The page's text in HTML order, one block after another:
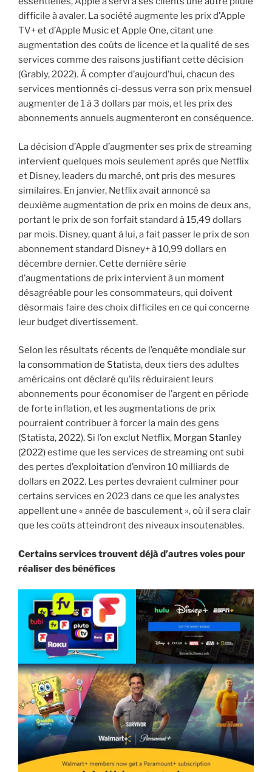
difficile à avaler. La société augmente les prix d’Apple
TV+ et d’Apple Music et Apple One, citant une
augmentation des coûts de licence et la qualité de ses
services comme des raisons justifiant cette décision
(Grably, 2022). À compter d’aujourd’hui, chacun des
services mentionnés ci-dessus verra son prix mensuel
augmenter de 1 à 3 dollars par mois, et les prix des
abonnements annuels augmenteront en conséquence.
La décision d’Apple d’augmenter ses prix de streaming
intervient quelques mois seulement après que Netflix
et Disney, leaders du marché, ont pris des mesures
similaires. En janvier, Netflix avait annoncé sa
deuxième augmentation de prix en moins de deux ans,
portant le prix de son forfait standard à 15,49 dollars
par mois. Disney, quant à lui, a fait passer le prix de son
abonnement standard Disney+ à 10,99 dollars en
décembre dernier. Cette dernière série
d’augmentations de prix intervient à un moment
désagréable pour les consommateurs, qui doivent
désormais faire des choix difficiles en ce qui concerne
leur budget divertissement.
Selon les résultats récents de l’enquête mondiale sur
la consommation de Statista, deux tiers des adultes
américains ont déclaré qu’ils réduiraient leurs
abonnements pour économiser de l’argent en période
de forte inflation, et les augmentations de prix
pourraient contribuer à forcer la main des gens
(Statista, 2022). Si l’on exclut Netflix, Morgan Stanley
(2022)estime que les services de streaming ont subi
des pertes d’exploitation d’environ 10 milliards de
dollars en 2022. Les pertes devraient culminer pour
certains services en 2023 dans ce que les analystes
appellent une « année de basculement », où il sera clair
que les coûts atteindront des niveaux insoutenables.
Certains services trouvent déjà d’autres voies pour
réaliser des bénéfices